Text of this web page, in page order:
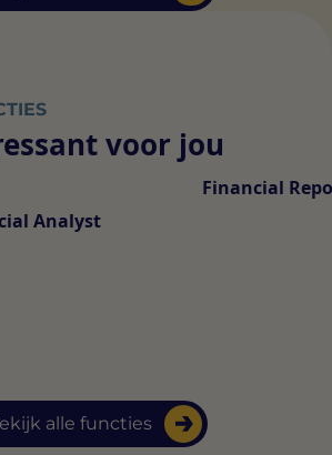
voor jou
alle functies
Analyst
Financial